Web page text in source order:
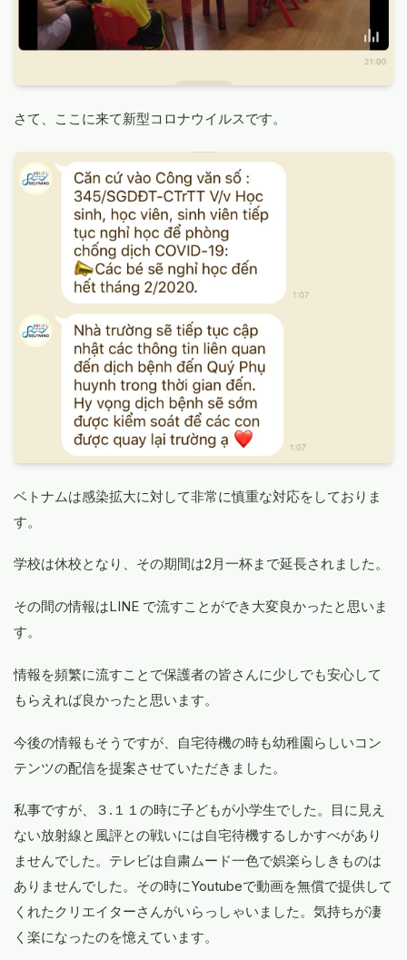
さて、ここに来て新型コロナウイルスです。
ベトナムは感染拡大に対して非常に慎重な対応をしておりま
す。
学校は休校となり、その期間は2月一杯まで延長されました。
その間の情報はLINE で流すことができ大変良かったと思いま
す。
情報を頻繁に流すことで保護者の皆さんに少しでも安心して
もらえれば良かったと思います。
今後の情報もそうですが、自宅待機の時も幼稚園らしいコン
テンツの配信を提案させていただきました。
私事ですが、３.１１の時に子どもが小学生でした。目に見え
ない放射線と風評との戦いには自宅待機するしかすべがあり
ませんでした。テレビは自粛ムード一色で娯楽らしきものは
ありませんでした。その時にYoutubeで動画を無償で提供して
くれたクリエイターさんがいらっしゃいました。気持ちが凄
く楽になったのを憶えています。